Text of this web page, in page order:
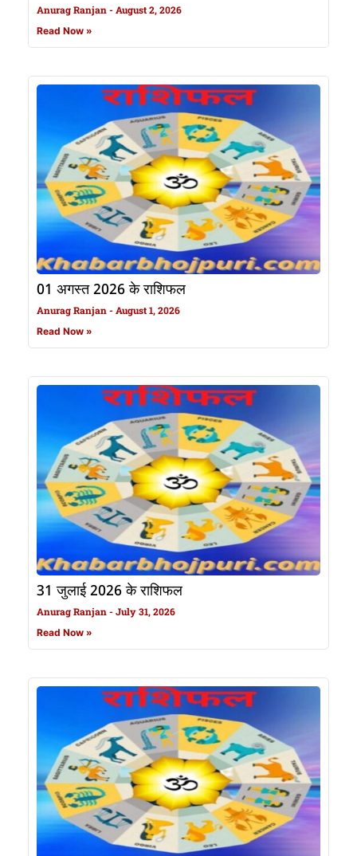
Anurag Ranjan August 2, 2026
Read Now »
01 अगस्त 2026 के राशिफल
Anurag Ranjan August 1, 2026
Read Now »
31 जुलाई 2026 के राशिफल
Anurag Ranjan July 31, 2026
Read Now »